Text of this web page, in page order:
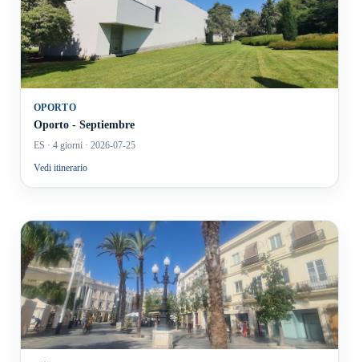
OPORTO
Oporto - Septiembre
ES · 4 giorni · 2026-07-25
Vedi itinerario